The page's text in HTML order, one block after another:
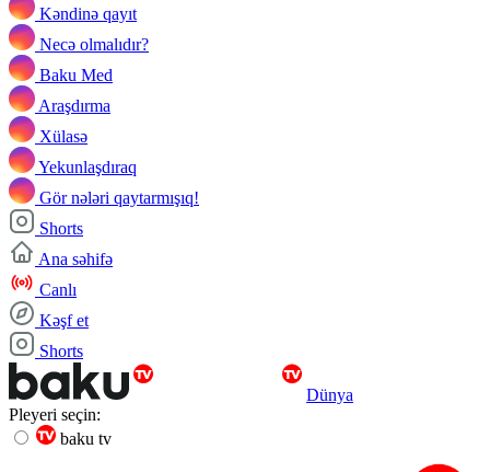
Kəndinə qayıt
Necə olmalıdır?
Baku Med
Araşdırma
Xülasə
Yekunlaşdıraq
Gör nələri qaytarmışıq!
Shorts
Ana səhifə
Canlı
Kəşf et
Shorts
Dünya
Pleyeri seçin:
baku tv